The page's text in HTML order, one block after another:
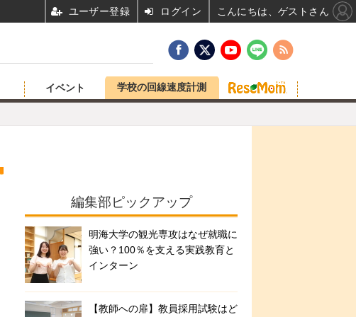
イベント 学校の回線速度計測
編集部ピックアップ
明海大学の観光専攻はなぜ就職に
強い？100％を支える実践教育と
インターン
【教師への扉】教員採用試験はど
ユーザー登録 ログイン こんにちは、ゲストさん